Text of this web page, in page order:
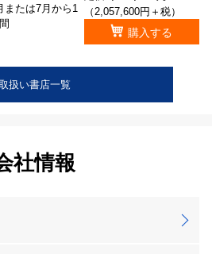
または7月から1
（2,057,600円＋税）
購入する
扱い書店一覧
社情報